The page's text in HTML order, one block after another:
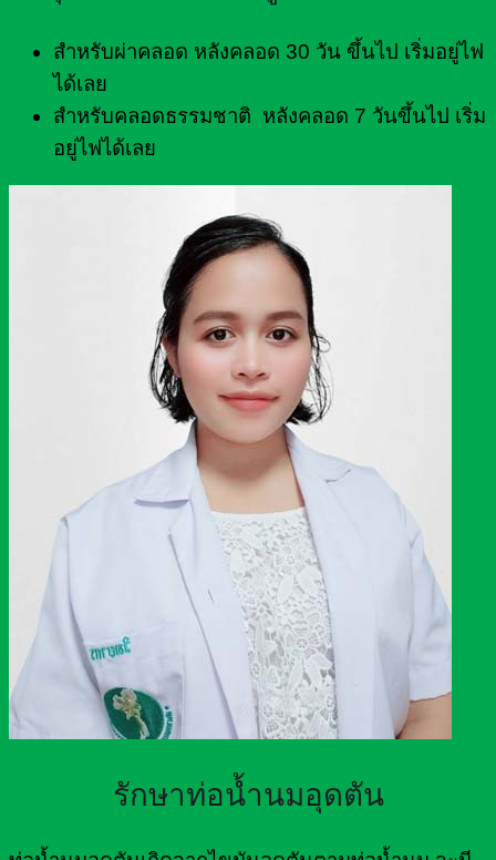
สำหรับผ่าคลอด หลังคลอด 30 วัน ขึ้นไป เริ่มอยู่ไฟ
ได้เลย
สำหรับคลอดธรรมชาติ หลังคลอด 7 วันขึ้นไป เริ่ม
อยู่ไฟได้เลย
รักษาท่อน้ำนมอุดตัน